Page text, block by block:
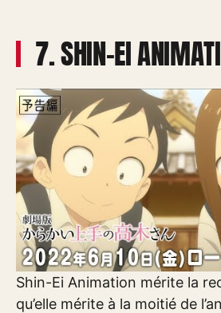
7. SHIN-EI
Shin-Ei Animation mérite la
qu’elle mérite à la moitié de